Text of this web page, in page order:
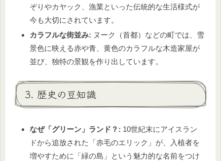
ぞりやカヤック、漁業といった伝統的な生活様式が
今も大切にされています。
カラフルな街並み: ヌーク（首都）などの町では、雪
景色に映える赤や青、黄色のカラフルな木造家屋が
並び、独特の景観を作り出しています。
3. 歴史の豆知識
なぜ「グリーン」ランド？: 10世紀末にアイスラン
ドから追放された「赤毛のエリック」が、入植者を
増やすために「緑の島」という魅力的な名前をつけ